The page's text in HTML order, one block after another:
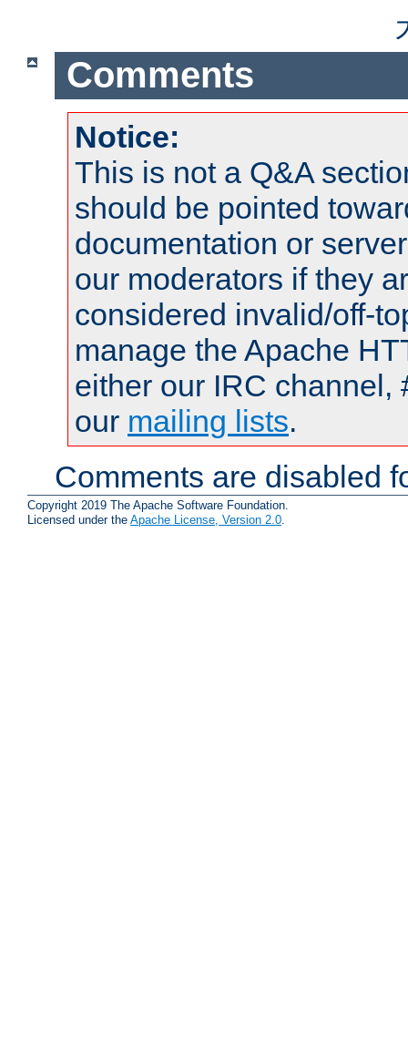
Comments
Notice:
This is not a Q&A
should be pointed
documentation or
our moderators if they
considered invalid/off-
manage the Apache
either our IRC channel,
our mailing lists.
Comments are disabled
Copyright 2019 The Apache Software Foundation.
Licensed under the Apache License, Version 2.0